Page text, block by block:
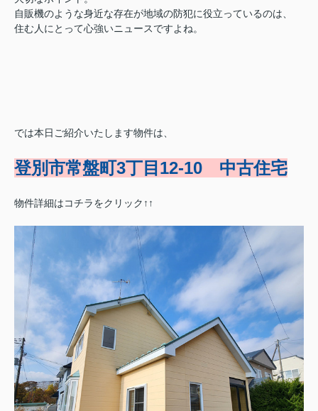
自販機のような身近な存在が地域の防犯に役立っているのは、
住む人にとって心強いニュースですよね。
では本日ご紹介いたします物件は、
登別市常盤町3丁目12-10 中古住宅
物件詳細はコチラをクリック↑↑